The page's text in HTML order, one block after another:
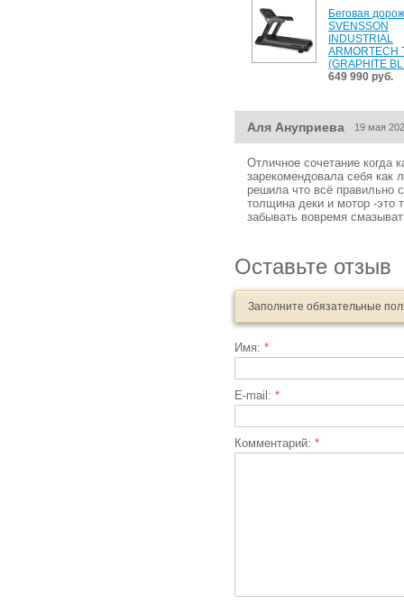
Беговая
SVENSSON
INDUSTRIAL
ARMORTECH
(GRAPHITE
649 990 руб.
Аля Ануприева 19 мая
Отличное сочетание когда
зарекомендовала себя как
решила что всё правильно
толщина деки и мотор -это
забывать вовремя
Оставьте отзыв
Заполните обязательные
Имя: *
E-mail: *
Комментарий: *